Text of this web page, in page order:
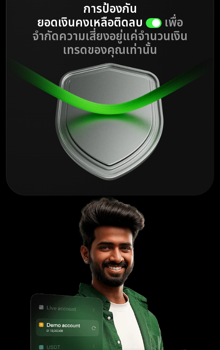
การป้องกัน
ยอดเงินคงเหลือติดลบ เพื่อ
จำกัดความเสี่ยงอยู่แค่จำนวนเงิน
เทรดของคุณเท่านั้น